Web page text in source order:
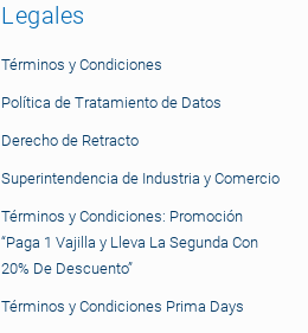
Legales
Términos y Condiciones
Política de Tratamiento de Datos
Derecho de Retracto
Superintendencia de Industria y Comercio
Términos y Condiciones: Promoción
“Paga 1 Vajilla y Lleva La Segunda Con
20% De Descuento”
Términos y Condiciones Prima Days